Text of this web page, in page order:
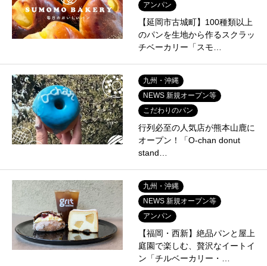
アンパン
【延岡市古城町】100種類以上
のパンを生地から作るスクラッ
チベーカリー「スモ…
九州・沖縄
NEWS 新規オープン等
こだわりのパン
行列必至の人気店が熊本山鹿に
オープン！「O-chan donut
stand…
九州・沖縄
NEWS 新規オープン等
アンパン
【福岡・西新】絶品パンと屋上
庭園で楽しむ、贅沢なイートイ
ン「チルベーカリー・…